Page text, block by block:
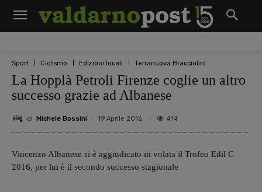
Sport Ciclismo Edizioni locali Terranuova Bracciolini
La Hopplà Petroli Firenze coglie un altro
successo grazie ad Albanese
di Michele Bossini 19 Aprile 2016 414
Vincenzo Albanese si è aggiudicato in volata il Trofeo Edil C
2016, per lui è il secondo successo stagionale